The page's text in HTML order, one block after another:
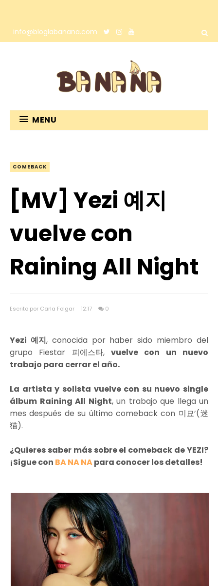
info@bloglabanana.com
MENU
COMEBACK
[MV] Yezi 예지
vuelve con
Raining All Night
Escrito por Carla Folgar 12:17 0
Yezi 예지, conocida por haber sido miembro del
grupo Fiestar 피에스타, vuelve con un nuevo
trabajo para cerrar el año.
La artista y solista vuelve con su nuevo single
álbum Raining All Night, un trabajo que llega un
mes después de su último comeback con 미묘’(迷
猫).
¿Quieres saber más sobre el comeback de YEZI?
¡Sigue con BA NA NApara conocer los detalles!